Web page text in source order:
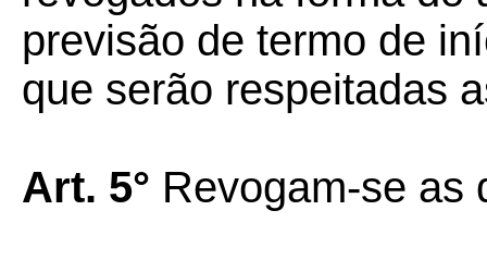
previsão de termo de
que serão respeitadas
Art. 5° Revogam-se as